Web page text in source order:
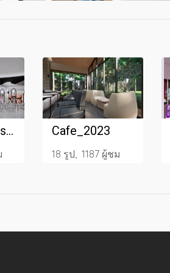
Metro Noods_Emporium_2023 Cafe_2023
18 รูป, 1187 ผู้ชม